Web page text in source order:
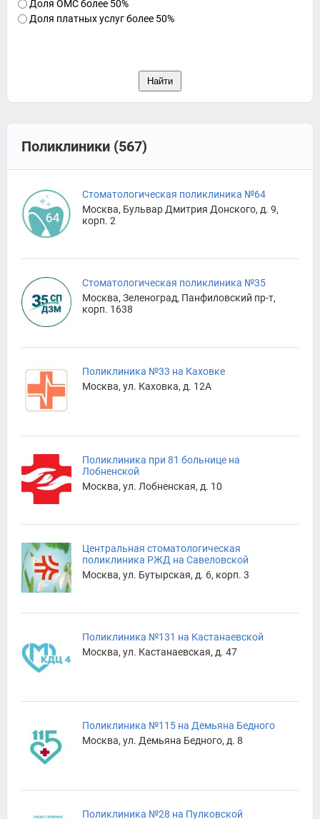
Доля ОМС более 50%
Доля платных услуг более 50%
Поликлиники (567)
Стоматологическая поликлиника №64
Москва, Бульвар Дмитрия Донского, д. 9,
корп. 2
Стоматологическая поликлиника №35
Москва, Зеленоград, Панфиловский пр-т,
корп. 1638
Поликлиника №33 на Каховке
Москва, ул. Каховка, д. 12А
Поликлиника при 81 больнице на
Лобненской
Москва, ул. Лобненская, д. 10
Центральная стоматологическая
поликлиника РЖД на Савеловской
Москва, ул. Бутырская, д. 6, корп. 3
Поликлиника №131 на Кастанаевской
Москва, ул. Кастанаевская, д. 47
Поликлиника №115 на Демьяна Бедного
Москва, ул. Демьяна Бедного, д. 8
Поликлиника №28 на Пулковской